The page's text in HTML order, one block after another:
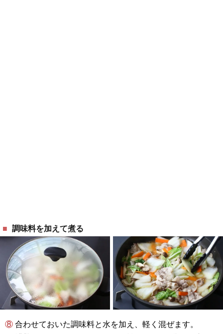
調味料を加えて煮る
⑧ 合わせておいた調味料と水を加え、軽く混ぜます。